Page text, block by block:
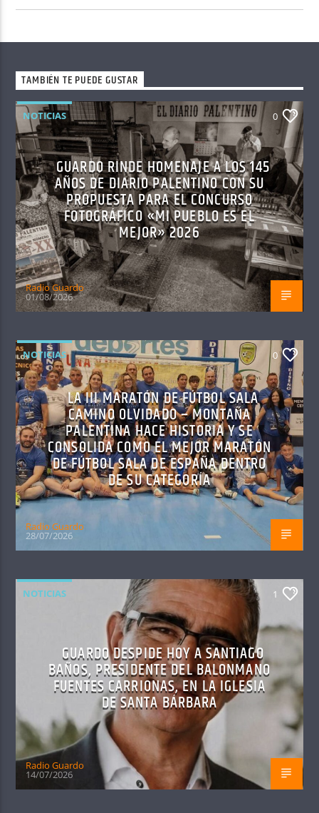
TAMBIÉN TE PUEDE GUSTAR
NOTICIAS 0
GUARDO RINDE HOMENAJE A LOS 145
AÑOS DE DIARIO PALENTINO CON SU
PROPUESTA PARA EL CONCURSO
FOTOGRÁFICO «MI PUEBLO ES EL
MEJOR» 2026
Radio Guardo
01/08/2026
NOTICIAS 0
LA III MARATÓN DE FÚTBOL SALA
CAMINO OLVIDADO – MONTAÑA
PALENTINA HACE HISTORIA Y SE
CONSOLIDA COMO EL MEJOR MARATÓN
DE FÚTBOL SALA DE ESPAÑA DENTRO
DE SU CATEGORÍA
Radio Guardo
28/07/2026
NOTICIAS 1
GUARDO DESPIDE HOY A SANTIAGO
BAÑOS, PRESIDENTE DEL BALONMANO
FUENTES CARRIONAS, EN LA IGLESIA
DE SANTA BÁRBARA
Radio Guardo
14/07/2026